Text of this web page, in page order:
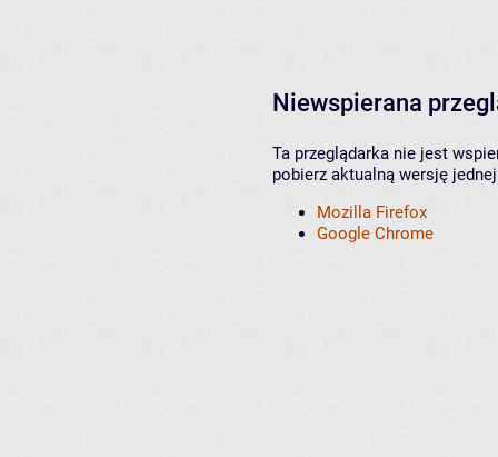
Niewspierana
Ta przeglądarka nie jest
pobierz aktualną wersję
Mozilla Firefox
Google Chrome